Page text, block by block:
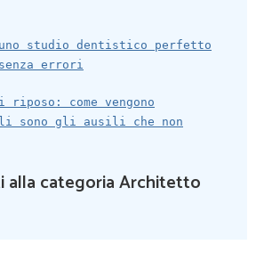
uno studio dentistico perfetto
errori
riposo: come vengono
sono gli ausili che non
alla categoria Architetto